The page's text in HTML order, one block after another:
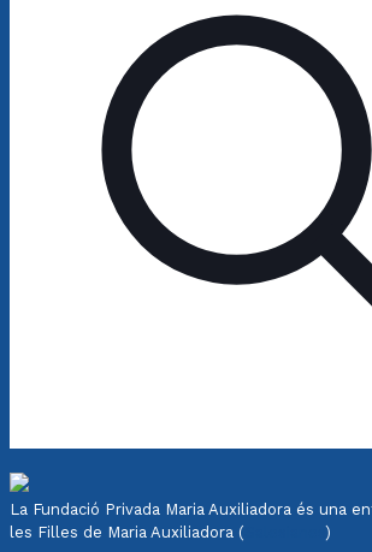
La Fundació Privada Maria Auxiliadora és una
les Filles de Maria Auxiliadora (
)